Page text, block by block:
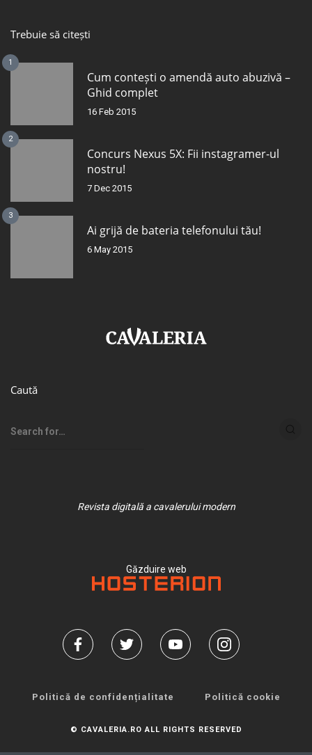
Trebuie să citești
1
Cum contești o amendă auto abuzivă –
Ghid complet
16 Feb 2015
2
Concurs Nexus 5X: Fii instagramer-ul
nostru!
7 Dec 2015
3
Ai grijă de bateria telefonului tău!
6 May 2015
Caută
Revista digitală a cavalerului modern
Găzduire web
Politică de confidențialitate Politică cookie
© CAVALERIA.RO ALL RIGHTS RESERVED